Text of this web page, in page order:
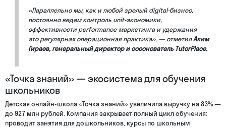
«Параллельно мы, как и любой зрелый digital-бизнес,
постоянно ведем контроль unit-экономики,
эффективности performance-маркетинга и удержания —
это регулярная операционная практика», — отметилАким
Гираев, генеральный директор и сооснователь TutorPlace.
«Точка знаний» — экосистема для обучения
школьников
Детская онлайн-школа «Точка знаний» увеличила выручку на 83% —
до 927 млн рублей. Компания закрывает полный цикл обучения:
проводит занятия для дошкольников, курсы по школьным